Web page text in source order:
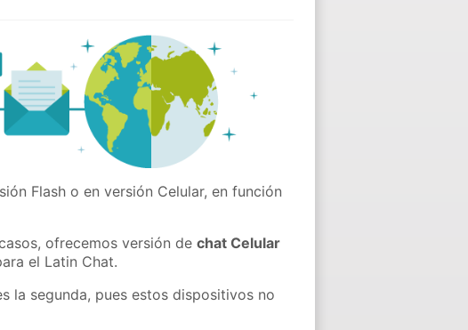
Flash o en versión Celular, en función
ofrecemos versión dechat Celular
el Latin Chat.
la segunda, pues estos dispositivos no